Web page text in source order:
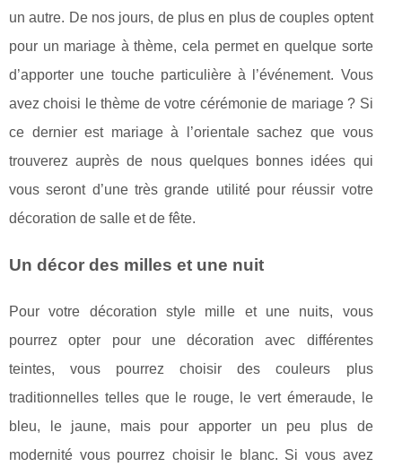
un autre. De nos jours, de plus en plus de couples optent
pour un mariage à thème, cela permet en quelque sorte
d’apporter une touche particulière à l’événement. Vous
avez choisi le thème de votre cérémonie de mariage ? Si
ce dernier est mariage à l’orientale sachez que vous
trouverez auprès de nous quelques bonnes idées qui
vous seront d’une très grande utilité pour réussir votre
décoration de salle et de fête.
Un décor des milles et une nuit
Pour votre décoration style mille et une nuits, vous
pourrez opter pour une décoration avec différentes
teintes, vous pourrez choisir des couleurs plus
traditionnelles telles que le rouge, le vert émeraude, le
bleu, le jaune, mais pour apporter un peu plus de
modernité vous pourrez choisir le blanc. Si vous avez